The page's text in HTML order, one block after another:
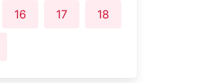
16 17 18